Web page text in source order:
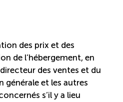
des prix et des
de l’hébergement, en
des ventes et du
générale et les autres
s’il y a lieu